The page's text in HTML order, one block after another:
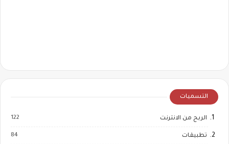
التسميات
الربح من الانترنت 122
تطبيقات 84